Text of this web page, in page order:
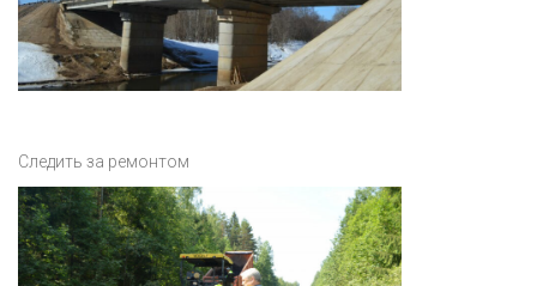
Следить за ремонтом